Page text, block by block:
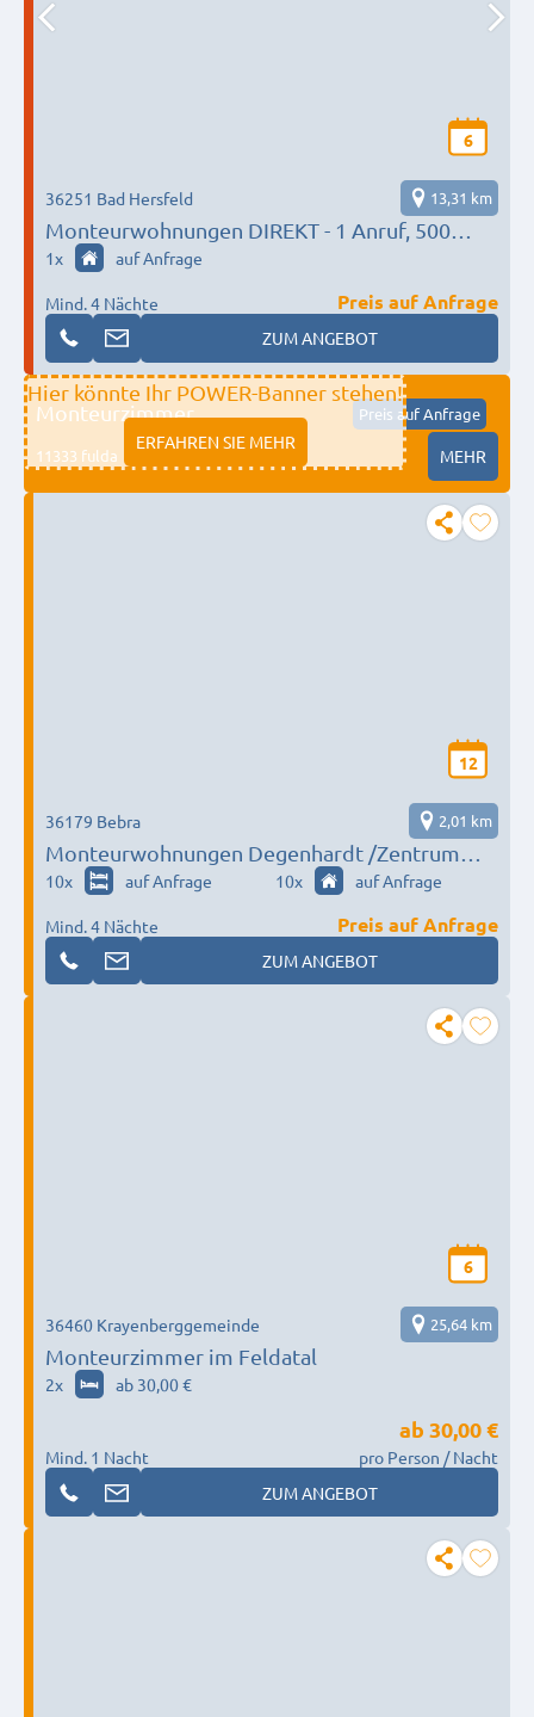
6
Monteurwohnungen DIREKT - 1 Anruf, 500
Betten in der Region erreichen!
36251 Bad Hersfeld 13,31 km
1x auf Anfrage
Mind. 4 Nächte
Preis auf Anfrage
ZUM ANGEBOT
Hier könnte Ihr POWER-Banner stehen!
ERFAHREN SIE MEHR
Monteurzimmer Preis auf Anfrage
11333 fulda MEHR
12
Monteurwohnungen Degenhardt /Zentrum
von Bebra
36179 Bebra 2,01 km
10x auf Anfrage 10x auf Anfrage
Mind. 4 Nächte
Preis auf Anfrage
ZUM ANGEBOT
6
Monteurzimmer im Feldatal
36460 Krayenberggemeinde 25,64 km
2x ab 30,00 €
Mind. 1 Nacht
ab 30,00 €
pro Person / Nacht
ZUM ANGEBOT